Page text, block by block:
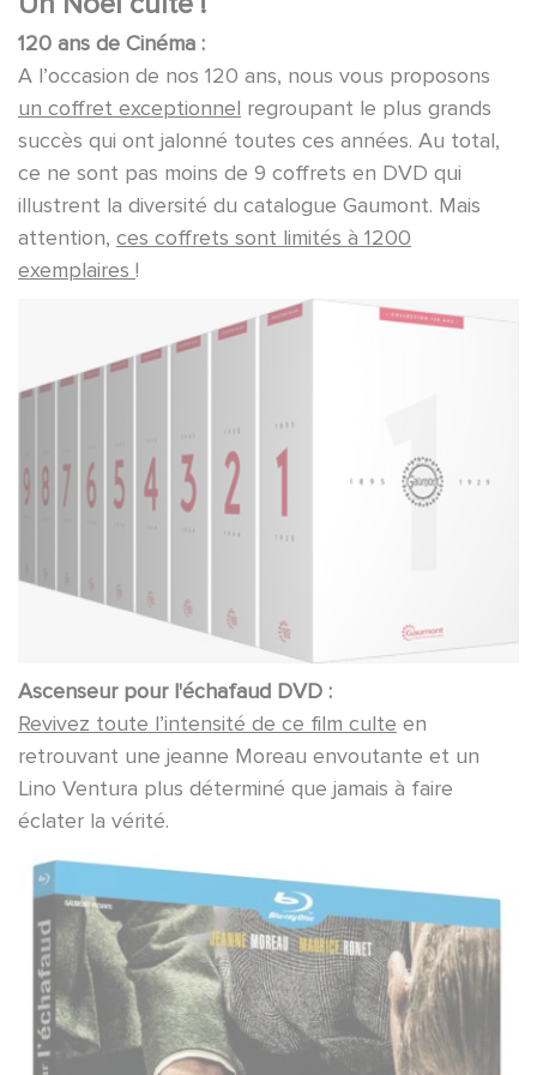
120 ans de Cinéma :
A l’occasion de nos 120 ans, nous vous proposons
un coffret exceptionnel regroupant le plus grands
succès qui ont jalonné toutes ces années. Au total,
ce ne sont pas moins de 9 coffrets en DVD qui
illustrent la diversité du catalogue Gaumont. Mais
attention, ces coffrets sont limités à 1200
exemplaires !
Ascenseur pour l'échafaud DVD :
Revivez toute l’intensité de ce film culte en
retrouvant une jeanne Moreau envoutante et un
Lino Ventura plus déterminé que jamais à faire
éclater la vérité.